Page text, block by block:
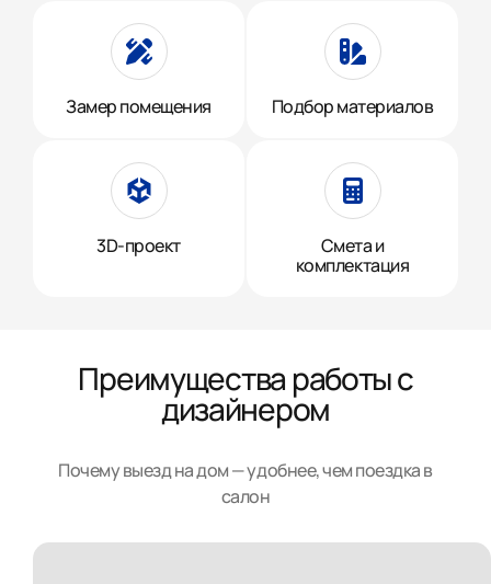
Замер помещения Подбор материалов
3D-проект
Смета и
комплектация
Преимущества работы с
дизайнером
Почему выезд на дом — удобнее, чем поездка в
салон